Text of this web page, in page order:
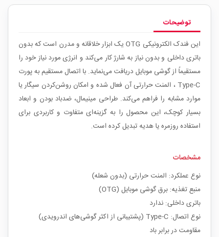
توضیحات
این فندک الکترونیکی OTG یک ابزار خلاقانه و مدرن است که بدون
باتری داخلی و بدون نیاز به شارژ کار می‌کند و انرژی مورد نیاز خود را
مستقیماً از گوشی موبایل دریافت می‌نماید. با اتصال مستقیم به پورت
Type-C ، المنت حرارتی آن فعال شده و امکان روشن‌کردن سیگار یا
موارد مشابه را فراهم می‌کند. طراحی مینیمال، ضدباد بودن و ابعاد
بسیار کوچک، این محصول را به گزینه‌ای متفاوت و کاربردی برای
استفاده روزمره یا هدیه تبدیل کرده است.
مشخصات
نوع عملکرد: المنت حرارتی (بدون شعله)
منبع تغذیه: برق گوشی موبایل (OTG)
باتری داخلی: ندارد
نوع اتصال: Type-C (پشتیبانی از اکثر گوشی‌های اندرویدی)
مقاومت در برابر باد